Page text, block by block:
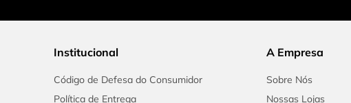
Institucional
Código de Defesa do Consumidor
Política de Entrega
A Empresa
Sobre Nós
Nossas Lojas